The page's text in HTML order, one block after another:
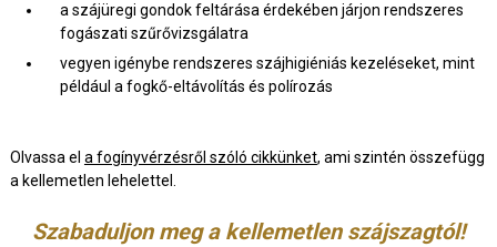
a szájüregi gondok feltárása érdekében járjon rendszeres
fogászati szűrővizsgálatra
vegyen igénybe rendszeres szájhigiéniás kezeléseket, mint
például a fogkő-eltávolítás és polírozás
Olvassa el a fogínyvérzésről szóló cikkünket, ami szintén összefügg
a kellemetlen lehelettel.
Szabaduljon meg a kellemetlen szájszagtól!